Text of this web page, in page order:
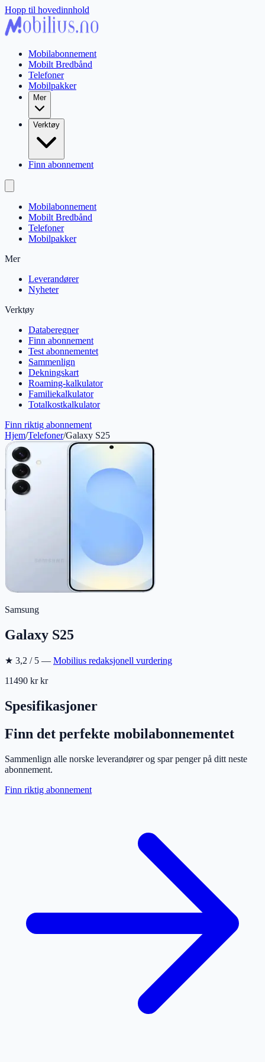
Hopp til hovedinnhold
Mobilabonnement
Mobilt Bredbånd
Telefoner
Mobilpakker
Mer
Verktøy
Finn abonnement
Mobilabonnement
Mobilt Bredbånd
Telefoner
Mobilpakker
Mer
Leverandører
Nyheter
Verktøy
Databeregner
Finn abonnement
Test abonnementet
Sammenlign
Dekningskart
Roaming-kalkulator
Familiekalkulator
Totalkostkalkulator
Finn riktig abonnement
Hjem/Telefoner/Galaxy S25
Samsung
Galaxy S25
★ 3,2 / 5 — Mobilius redaksjonell vurdering
11490 krkr
Spesifikasjoner
Finn det perfekte mobilabonnementet
Sammenlign alle norske leverandører og spar penger på ditt neste
abonnement.
Finn riktig abonnement